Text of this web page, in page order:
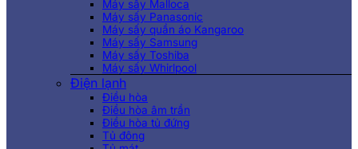
Máy sấy Malloca
Máy sấy Panasonic
Máy sấy quần áo Kangaroo
Máy sấy Samsung
Máy sấy Toshiba
Máy sấy Whirlpool
Điện lạnh
Điều hòa
Điều hòa âm trần
Điều hòa tủ đứng
Tủ đông